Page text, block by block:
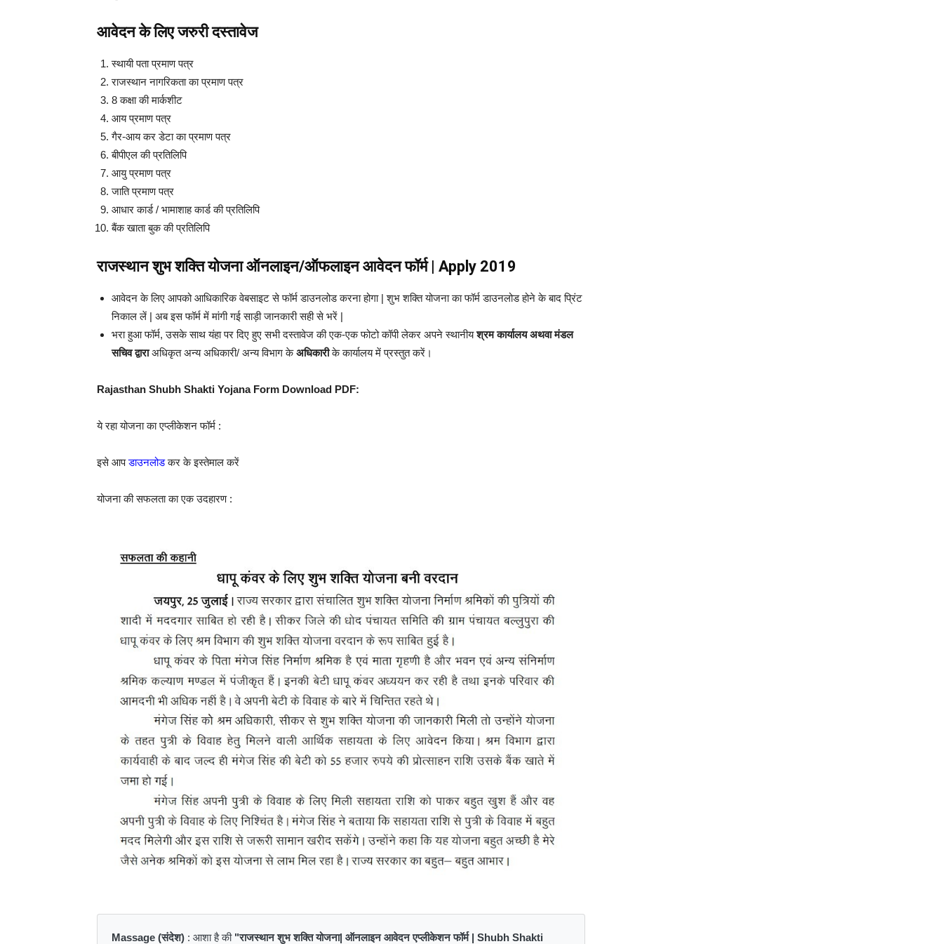
आवेदन के लिए जरुरी दस्तावेज
स्थायी पता प्रमाण पत्र
राजस्थान नागरिकता का प्रमाण पत्र
8 कक्षा की मार्कशीट
आय प्रमाण पत्र
गैर-आय कर डेटा का प्रमाण पत्र
बीपीएल की प्रतिलिपि
आयु प्रमाण पत्र
जाति प्रमाण पत्र
आधार कार्ड / भामाशाह कार्ड की प्रतिलिपि
बैंक खाता बुक की प्रतिलिपि
राजस्थान शुभ शक्ति योजना ऑनलाइन/ऑफलाइनआवेदन फॉर्म | Apply 2019
आवेदन के लिए आपको आधिकारिक वेबसाइट से फॉर्म डाउनलोड करना होगा | शुभ शक्ति योजना का फॉर्म डाउनलोड होने के बाद प्रिंट
निकाल लें | अब इस फॉर्म में मांगी गई साड़ी जानकारी सही से भरें |
भरा हुआ फॉर्म, उसके साथ यंहा पर दिए हुए सभी दस्तावेज की एक-एक फोटो कॉपी लेकर अपने स्थानीयश्रम कार्यालय अथवा मंडल
सचिव द्वाराअधिकृत अन्य अधिकारी/ अन्य विभाग केअधिकारीके कार्यालय में प्रस्तुत करें।
Rajasthan Shubh Shakti Yojana Form Download PDF:
ये रहा योजना का एप्लीकेशन फॉर्म :
इसे आपडाउनलोडकर के इस्तेमाल करें
योजना की सफलता का एक उदहारण :
Massage (संदेश) : आशा है की "राजस्थान शुभ शक्ति योजना| ऑनलाइन आवेदन एप्लीकेशन फॉर्म | Shubh Shakti